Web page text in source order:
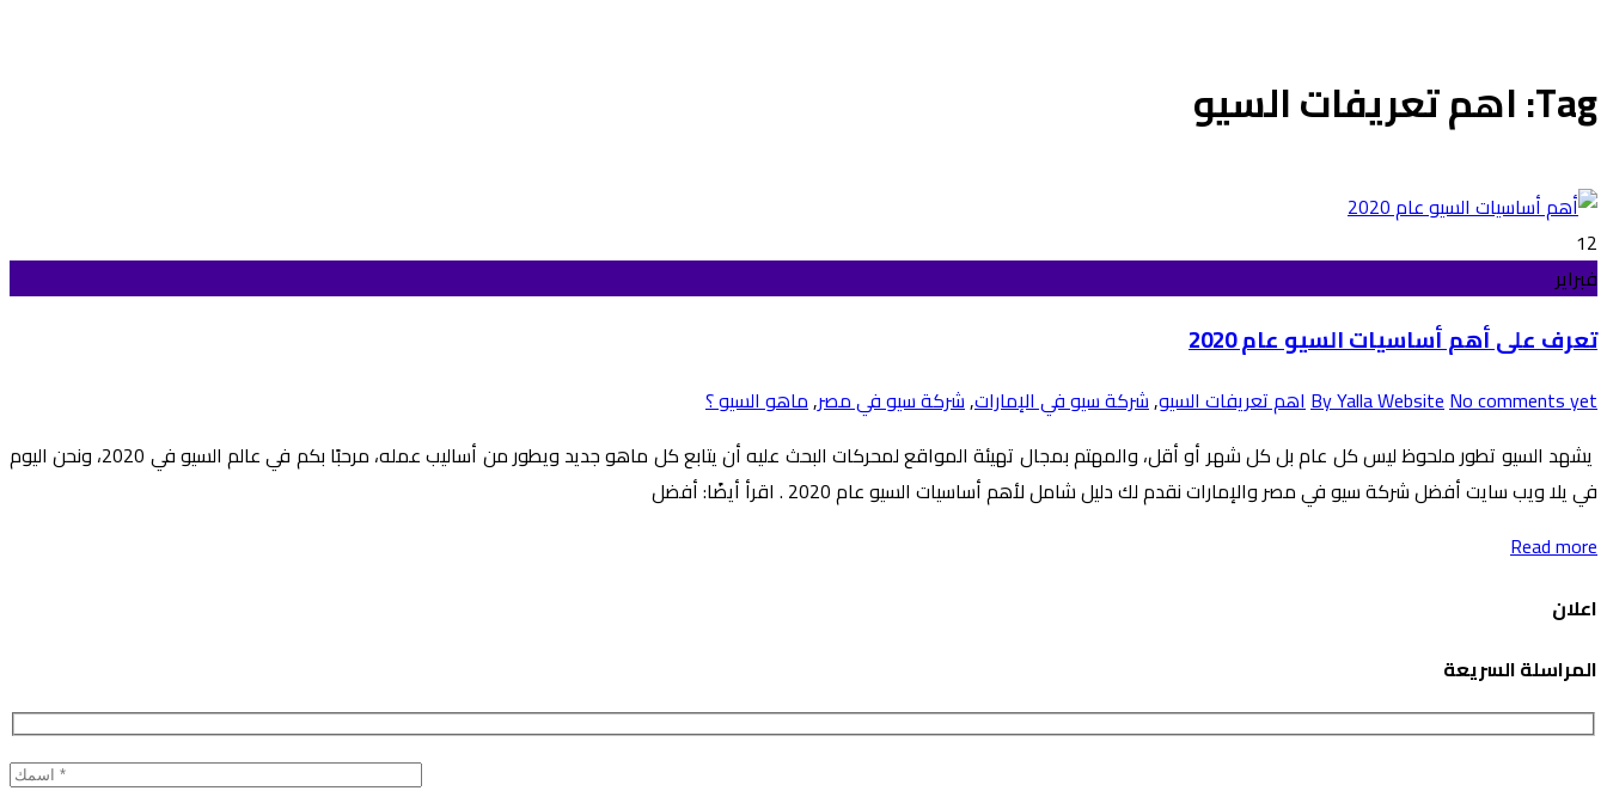
Tag: اهم تعريفات السيو
12
فبراير
تعرف على أهم أساسيات السيو عام 2020
By Yalla WebsiteNo comments yet اهم تعريفات السيو,شركة سيو في الإمارات,شركة سيو في مصر,ماهو السيو ؟
يشهد السيو تطور ملحوظ ليس كل عام بل كل شهر أو أقل، والمهتم بمجال تهيئة المواقع لمحركات البحث عليه أن يتابع كل ماهو جديد ويطور من أساليب عمله، مرحبًا بكم في عالم السيو في 2020، ونحن اليوم
في يلا ويب سايت أفضل شركة سيو في مصر والإمارات نقدم لك دليل شامل لأهم أساسيات السيو عام 2020 . اقرأ أيضًا: أفضل
Read more
اعلان
المراسلة السريعة